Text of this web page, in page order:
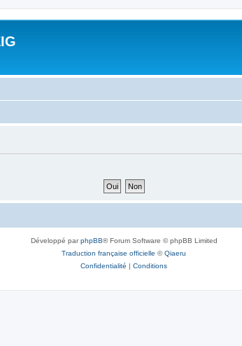
Développé parphpBB® Forum Software © phpBB Limited
Traduction française officielle ©Qiaeru
Confidentialité | Conditions